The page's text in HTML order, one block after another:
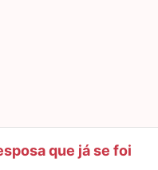
que já se foi